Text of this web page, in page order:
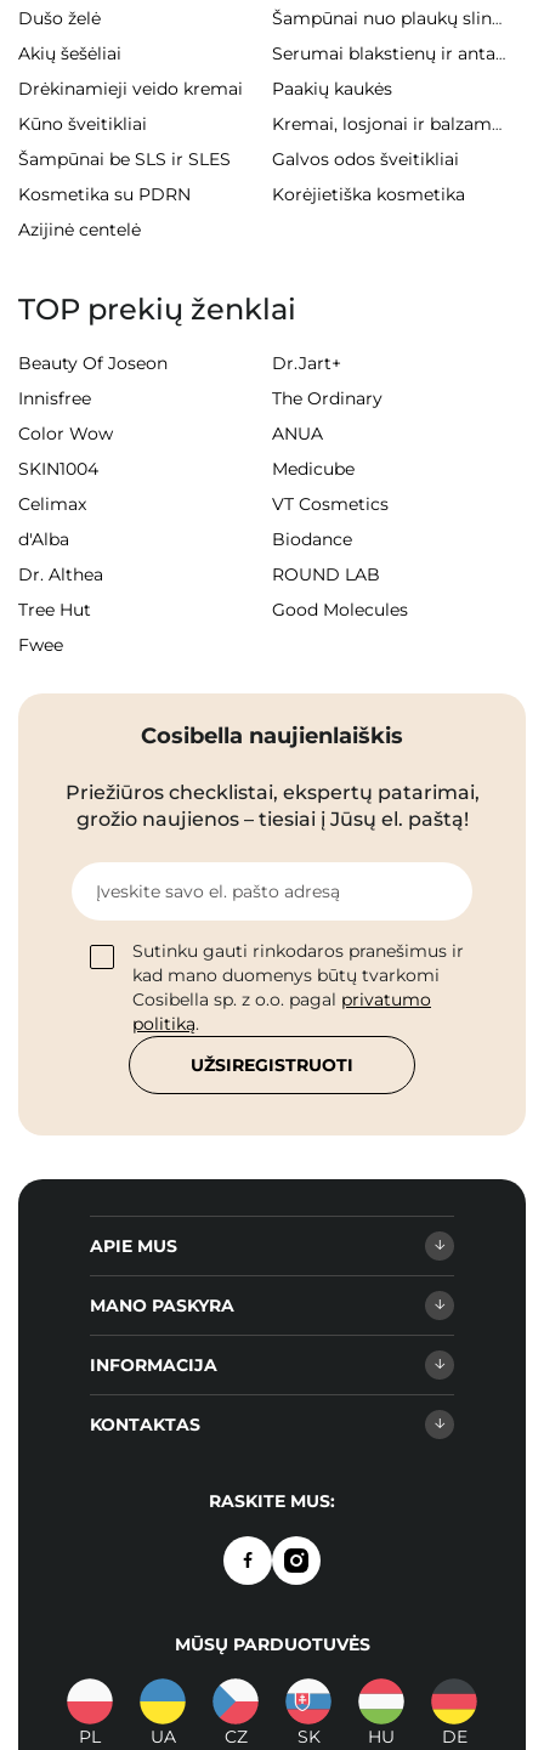
Dušo želė
Šampūnai nuo plaukų slinkimo
Akių šešėliai Serumai blakstienų ir antakiams
Drėkinamieji veido kremai
Paakių kaukės
Kūno šveitikliai
Kremai, losjonai ir balzamai kūnui
Šampūnai be SLS ir SLES
Galvos odos šveitikliai
Kosmetika su PDRN
Korėjietiška kosmetika
Azijinė centelė
TOP prekių ženklai
Beauty Of Joseon
Dr.Jart+
Innisfree
The Ordinary
Color Wow
ANUA
SKIN1004
Medicube
Celimax
VT Cosmetics
d'Alba
Biodance
Dr. Althea
ROUND LAB
Tree Hut
Good Molecules
Fwee
Cosibella naujienlaiškis
Priežiūros checklistai, ekspertų patarimai,
grožio naujienos – tiesiai į Jūsų el. paštą!
Įveskite savo el. pašto adresą
Sutinku gauti rinkodaros pranešimus ir
kad mano duomenys būtų tvarkomi
Cosibella sp. z o.o. pagal privatumo
politiką.
UŽSIREGISTRUOTI
APIE MUS
MANO PASKYRA
INFORMACIJA
KONTAKTAS
RASKITE MUS:
MŪSŲ PARDUOTUVĖS
PL UA CZ SK HU DE